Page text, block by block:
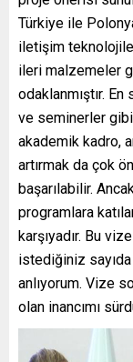
Türkiye ile
iletişim
ileri malzemeler
odaklanmıştır.
ve seminerler gibi
akademik kadro,
artırmak da çok
başarılabilir.
programlara
karşıyadır. Bu
istediğiniz
anlıyorum. Vize
olan inancımı